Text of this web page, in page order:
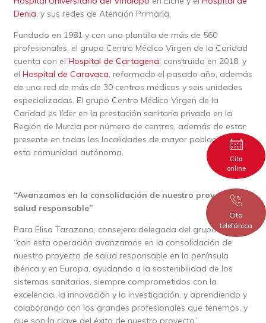
Denia, y sus redes de Atención Primaria.
Fundado en 1981 y con una plantilla de más de 560
profesionales, el grupo Centro Médico Virgen de la Caridad
cuenta con el Hospital de Cartagena, construido en 2018, y
el Hospital de Caravaca, reformado el pasado año, además
de una red de más de 30 centros médicos y seis unidades
especializadas. El grupo Centro Médico Virgen de la
Caridad es líder en la prestación sanitaria privada en la
Región de Murcia por número de centros, además de estar
presente en todas las localidades de mayor población de
esta comunidad autónoma.
“Avanzamos en la consolidación de nuestro proyecto de
salud responsable”
Para Elisa Tarazona, consejera delegada del grupo Ribera,
“con esta operación avanzamos en la consolidación de
nuestro proyecto de salud responsable en la península
ibérica y en Europa, ayudando a la sostenibilidad de los
sistemas sanitarios, siempre comprometidos con la
excelencia, la innovación y la investigación, y aprendiendo y
colaborando con los grandes profesionales que tenemos, y
que son la clave del éxito de nuestro proyecto”.
Cita
online
Cita
telefónica